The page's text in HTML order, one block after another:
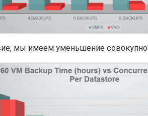
мы имеем уменьшение